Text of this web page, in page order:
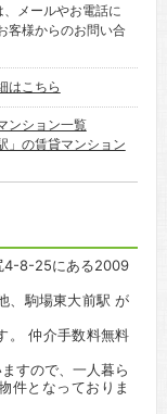
メールやお電話に
客様からのお問い合
はこちら
ンション一覧
」の賃貸マンション
4-8-25にある2009
、駒場東大前駅 が
。 仲介手数料無料
すので、一人暮ら
件となっておりま